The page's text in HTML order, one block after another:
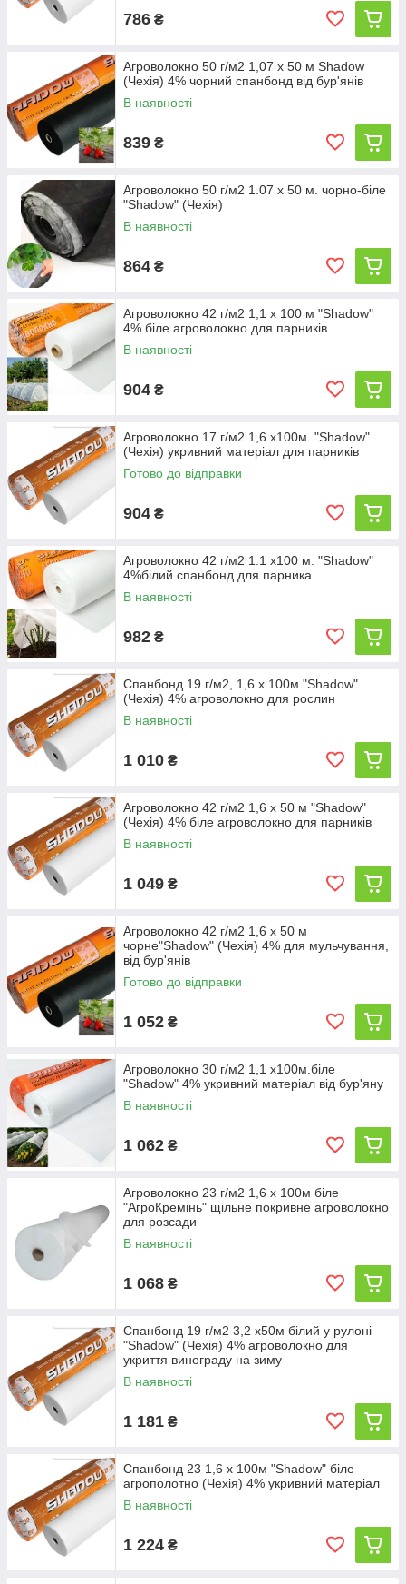
786 ₴
Агроволокно 50 г/м2 1,07 х 50 м Shadow
(Чехія) 4% чорний спанбонд від бур'янів
В наявності
839 ₴
Агроволокно 50 г/м2 1.07 х 50 м. чорно-біле
"Shadow" (Чехія)
В наявності
864 ₴
Агроволокно 42 г/м2 1,1 х 100 м "Shadow"
4% біле агроволокно для парників
В наявності
904 ₴
Агроволокно 17 г/м2 1,6 х100м. "Shadow"
(Чехія) укривний матеріал для парників
Готово до відправки
904 ₴
Агроволокно 42 г/м2 1.1 х100 м. "Shadow"
4%білий спанбонд для парника
В наявності
982 ₴
Спанбонд 19 г/м2, 1,6 х 100м "Shadow"
(Чехія) 4% агроволокно для рослин
В наявності
1 010 ₴
Агроволокно 42 г/м2 1,6 х 50 м "Shadow"
(Чехія) 4% біле агроволокно для парників
В наявності
1 049 ₴
Агроволокно 42 г/м2 1,6 х 50 м
чорне"Shadow" (Чехія) 4% для мульчування,
від бур'янів
Готово до відправки
1 052 ₴
Агроволокно 30 г/м2 1,1 х100м.біле
"Shadow" 4% укривний матеріал від бур'яну
В наявності
1 062 ₴
Агроволокно 23 г/м2 1,6 х 100м біле
"АгроКремінь" щільне покривне агроволокно
для розсади
В наявності
1 068 ₴
Спанбонд 19 г/м2 3,2 х50м білий у рулоні
"Shadow" (Чехія) 4% агроволокно для
укриття винограду на зиму
В наявності
1 181 ₴
Спанбонд 23 1,6 х 100м "Shadow" біле
агрополотно (Чехія) 4% укривний матеріал
В наявності
1 224 ₴